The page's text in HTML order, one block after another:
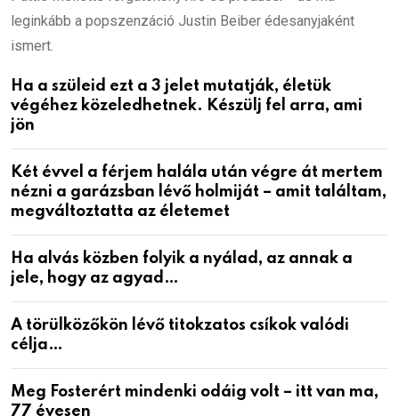
leginkább a popszenzáció Justin Beiber édesanyjaként
ismert.
Ha a szüleid ezt a 3 jelet mutatják, életük
végéhez közeledhetnek. Készülj fel arra, ami
jön
Két évvel a férjem halála után végre át mertem
nézni a garázsban lévő holmiját – amit találtam,
megváltoztatta az életemet
Ha alvás közben folyik a nyálad, az annak a
jele, hogy az agyad…
A törülközőkön lévő titokzatos csíkok valódi
célja…
Meg Fosterért mindenki odáig volt – itt van ma,
77 évesen